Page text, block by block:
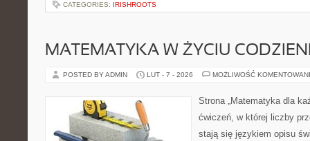
CATEGORIES: IRISHROOTS
MATEMATYKA W ŻYCIU
POSTED BY ADMIN LUT - 7 - 2026 MOŻLIWOŚĆ
Strona „Matematyka dla
ćwiczeń, w której liczby
stają się językiem opisu